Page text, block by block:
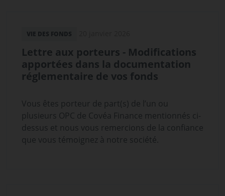
VIE DES FONDS
Lettre aux porteurs - Modifications
apportées dans la documentation
réglementaire de vos fonds
Vous êtes porteur de part(s) de l’un ou
plusieurs OPC de Covéa Finance mentionnés ci-
dessus et nous vous remercions de la confiance
que vous témoignez à notre société.